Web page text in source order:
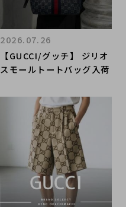
【GUCCI/グッチ】 ジリオ
スモールトートバッグ入荷
2026.07.26